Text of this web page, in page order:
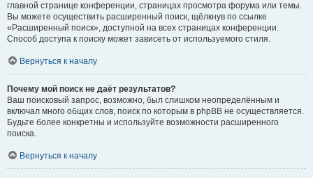
главной странице конференции, страницах просмотра форума или темы.
Вы можете осуществить расширенный поиск, щёлкнув по ссылке
«Расширенный поиск», доступной на всех страницах конференции.
Способ доступа к поиску может зависеть от используемого стиля.
Вернуться к началу
Почему мой поиск не даёт результатов?
Ваш поисковый запрос, возможно, был слишком неопределённым и
включал много общих слов, поиск по которым в phpBB не осуществляется.
Будьте более конкретны и используйте возможности расширенного
поиска.
Вернуться к началу